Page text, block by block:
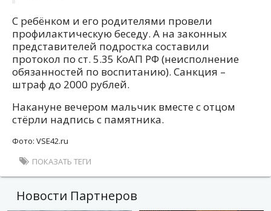
С ребёнком и его родителями провели
профилактическую беседу. А на законных
представителей подростка составили
протокол по ст. 5.35 КоАП РФ (неисполнение
обязанностей по воспитанию). Санкция –
штраф до 2000 рублей.
Накануне вечером мальчик вместе с отцом
стёрли надпись с памятника.
Фото: VSE42.ru
ПОКАЗАТЬ ТЕГИ
Новости Партнеров